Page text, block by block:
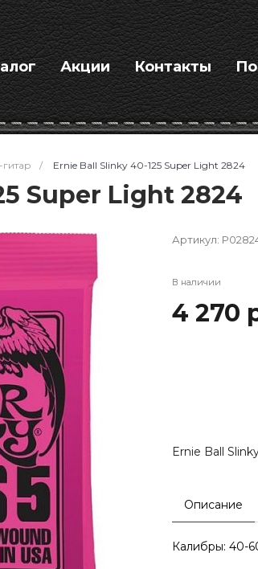
Акции Контакты
/ Ernie Ball Slinky 40-125 Super Light 2824
Super Light 2824
Артикул:
В наличии
4 270
Ernie Ball
Описание
Калибры: 40-